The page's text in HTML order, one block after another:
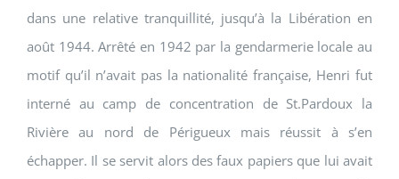
dans une relative tranquillité, jusqu’à la Libération en
août 1944. Arrêté en 1942 par la gendarmerie locale au
motif qu’il n’avait pas la nationalité française, Henri fut
interné au camp de concentration de St.Pardoux la
Rivière au nord de Périgueux mais réussit à s’en
échapper. Il se servit alors des faux papiers que lui avait